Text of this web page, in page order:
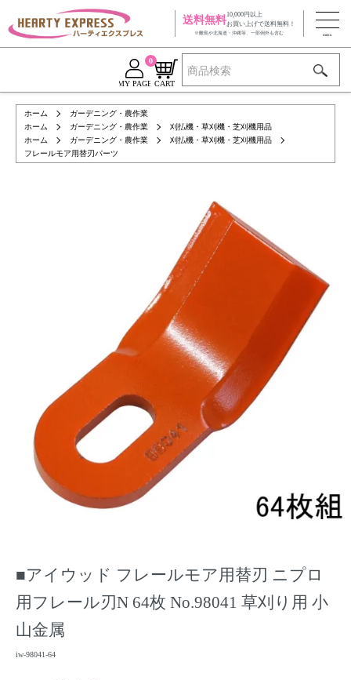
送料無料10,000円以上
お買い上げで送料無料！
※離島や北海道・沖縄等、一部例外も含む
MY PAGE CART
0
ホーム
ガーデニング・農作業
ホーム
ガーデニング・農作業
刈払機・草刈機・芝刈機用品
ホーム
ガーデニング・農作業
刈払機・草刈機・芝刈機用品
フレールモア用替刃パーツ
■アイウッド フレールモア用替刃 ニプロ
用フレール刃N 64枚 No.98041 草刈り用 小
山金属
iw-98041-64